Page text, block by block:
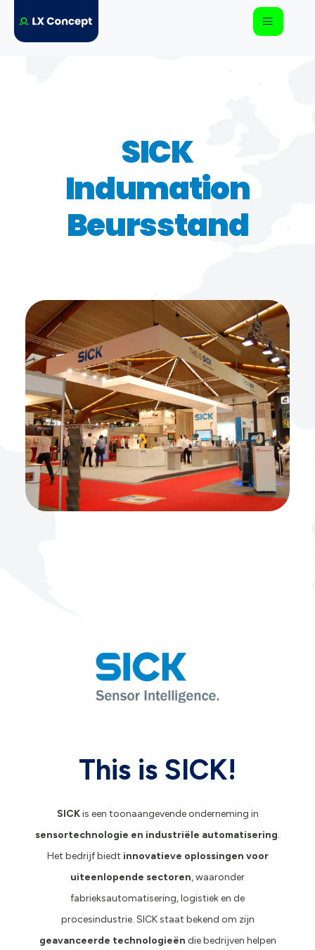
SICK
Indumation
Beursstand
This is SICK!
SICKis een toonaangevende onderneming in
sensortechnologie en industriële automatisering.
Het bedrijf biedt innovatieve oplossingen voor
uiteenlopende sectoren, waaronder
fabrieksautomatisering, logistiek en de
procesindustrie. SICK staat bekend om zijn
geavanceerde technologieën die bedrijven helpen